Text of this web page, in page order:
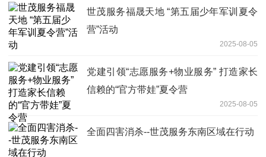
世茂服务福晟天地 “第五届少年军训夏令
营”活动
2025-08-05
党建引领“志愿服务+物业服务” 打造家长
信赖的“官方带娃”夏令营
2025-08-05
全面四害消杀--世茂服务东南区域在行动